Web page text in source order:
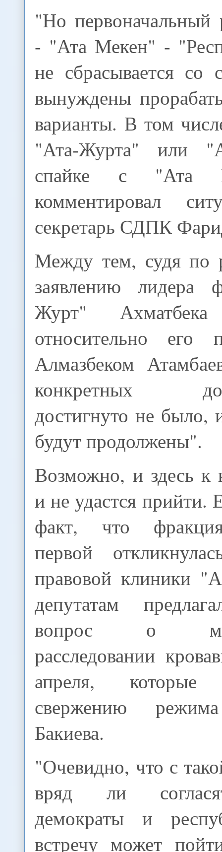
"Но
- "Ата Мекен" -
не сбрасывается
вынуждены
варианты. В том
"Ата-Журта" или
спайке с "Ата
комментировал
секретарь СДПК
Между тем, судя по
заявлению лидера
Журт" Ахматбека
относительно его
Алмазбеком
конкретных
достигнуто не было,
будут продолжены".
Возможно, и здесь к
и не удастся прийти.
факт, что
первой
правовой клиники
депутатам
вопрос о
расследовании
апреля,
свержению
Бакиева.
"Очевидно, что с
вряд ли
демократы и
встречу может